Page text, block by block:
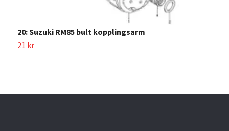
20: Suzuki RM85 bult kopplingsarm
21 kr